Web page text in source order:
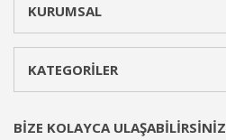
KURUMSAL
KATEGORİLER
BİZE KOLAYCA ULAŞABİLİRSİNİZ